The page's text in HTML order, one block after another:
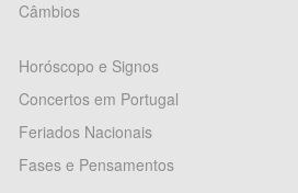
Câmbios
Horóscopo e Signos
Concertos em Portugal
Feriados Nacionais
Fases e Pensamentos